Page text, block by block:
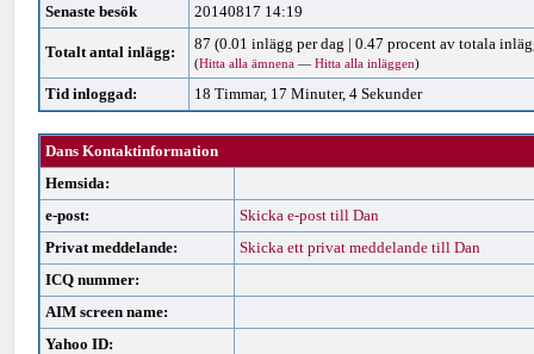
Senaste besök
20140817 14:19
Totalt antal inlägg: 87 (0.01 inlägg per dag | 0.47 procent av totala
(Hitta alla ämnena —Hitta alla inläggen)
Tid inloggad: 18 Timmar, 17 Minuter, 4 Sekunder
Dans Kontaktinformation
Hemsida:
e-post:
Skicka e-post till Dan
Privat meddelande:
Skicka ett privat meddelande till Dan
ICQ nummer:
AIM screen name:
Yahoo ID: